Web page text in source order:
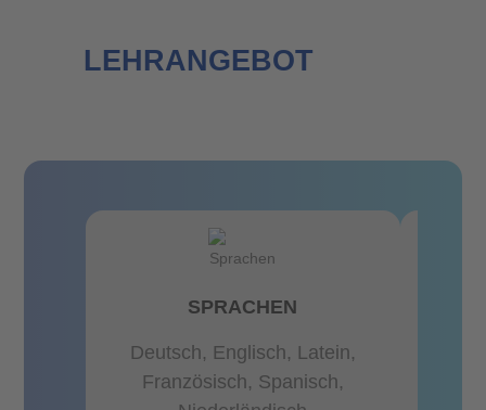
LEHRANGEBOT
SPRACHEN
Deutsch, Englisch, Latein,
Französisch, Spanisch,